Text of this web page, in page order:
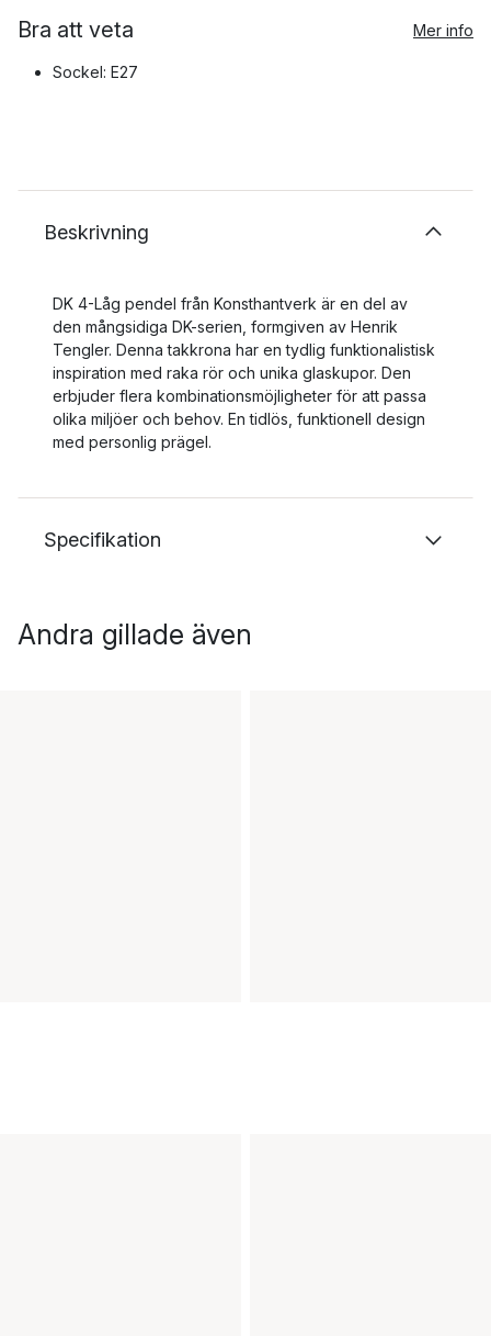
Bra att veta Mer info
Sockel: E27
Beskrivning
DK 4-Låg pendel från Konsthantverk är en del av
den mångsidiga DK-serien, formgiven av Henrik
Tengler. Denna takkrona har en tydlig funktionalistisk
inspiration med raka rör och unika glaskupor. Den
erbjuder flera kombinationsmöjligheter för att passa
olika miljöer och behov. En tidlös, funktionell design
med personlig prägel.
Specifikation
Andra gillade även